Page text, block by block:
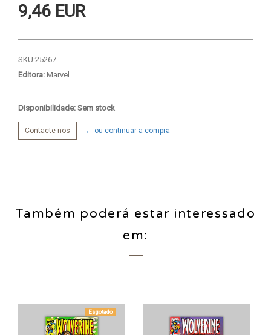
9,46 EUR
SKU:25267
Editora: Marvel
Disponibilidade: Sem stock
Contacte-nos ← ou continuar a compra
Também poderá estar interessado
em:
Esgotado